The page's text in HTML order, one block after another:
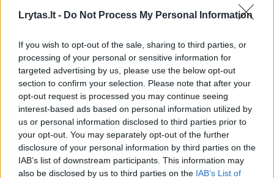
Lrytas.lt - Do Not Process My Personal Information
If you wish to opt-out of the sale, sharing to third parties, or
processing of your personal or sensitive information for
targeted advertising by us, please use the below opt-out
section to confirm your selection. Please note that after your
opt-out request is processed you may continue seeing
interest-based ads based on personal information utilized by
us or personal information disclosed to third parties prior to
your opt-out. You may separately opt-out of the further
disclosure of your personal information by third parties on the
IAB’s list of downstream participants. This information may
also be disclosed by us to third parties on the IAB’s List of
Casino Group Baltija“ ir jos akcininkės Estijoje
mln. eurų.
„BaltCap“ sutartį su Š. Stepukoniu nutraukė
pernai lapkritį ir iškart kreipėsi į teisėsaugą
po to, kai nustatė veiklos pažeidimų tvarkant
jo vadovaujamo fondo finansus. Tyrimą dėl Š.
Stepukonio veiklos kontroliuoja Europos